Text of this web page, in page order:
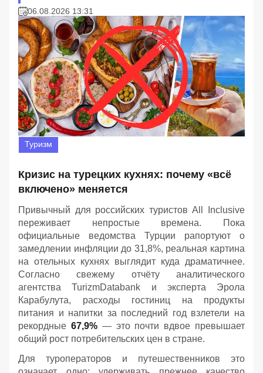
06.08.2026 13:31
Туризм
Кризис на турецких кухнях: почему «всё
включено» меняется
Привычный для российских туристов All Inclusive
переживает непростые времена. Пока
официальные ведомства Турции рапортуют о
замедлении инфляции до 31,8%, реальная картина
на отельных кухнях выглядит куда драматичнее.
Согласно свежему отчёту аналитического
агентства TurizmDatabank и эксперта Эрола
Карабулута, расходы гостиниц на продукты
питания и напитки за последний год взлетели на
рекордные 67,9%— это почти вдвое превышает
общий рост потребительских цен в стране.
Для туроператоров и путешественников это